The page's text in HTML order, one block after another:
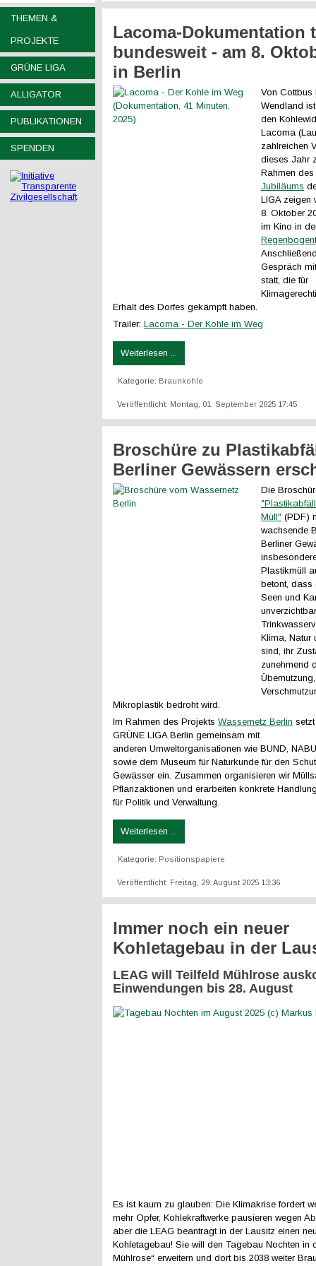
THEMEN &
PROJEKTE
GRÜNE LIGA
ALLIGATOR
PUBLIKATIONEN
SPENDEN
Lacoma-Dokumentation
bundesweit - am 8.
in Berlin
Von Cottbus
Wendland
den
Lacoma
zahlreichen
dieses Jahr
Rahmen des
Jubiläums
LIGA zeigen
8. Oktober
im Kino in
Gespräch
statt, die für
Erhalt des Dorfes gekämpft haben.
Trailer: Lacoma - Der Kohle im Weg
Weiterlesen ...
Kategorie: Braunkohle
Veröffentlicht: Montag, 01. September 2025 17:45
Broschüre zu
Berliner Gewässern
Die
Müll" (PDF)
wachsende
Berliner
Plastikmüll
betont, dass
Seen und
Klima, Natur
sind, ihr
zunehmend
Übernutzung,
Mikroplastik bedroht wird.
Im Rahmen des Projekts Wassernetz Berlin
GRÜNE LIGA Berlin gemeinsam mit
anderen Umweltorganisationen wie BUND,
sowie dem Museum für Naturkunde für den
Gewässer ein. Zusammen organisieren wir
Pflanzaktionen und erarbeiten konkrete
für Politik und Verwaltung.
Weiterlesen ...
Kategorie: Positionspapiere
Veröffentlicht: Freitag, 29. August 2025 13:36
Immer noch ein neuer
Kohletagebau in der
LEAG will Teilfeld Mühlrose
Einwendungen bis 28. August
Es ist kaum zu glauben: Die Klimakrise fordert
mehr Opfer, Kohlekraftwerke pausieren wegen
aber die LEAG beantragt in der Lausitz einen
Kohletagebau! Sie will den Tagebau Nochten in
Mühlrose“ erweitern und dort bis 2038 weiter